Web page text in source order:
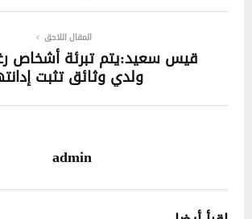
المقال اللاحق
قيس سعيد:يتم تبرئة أشخاص
ولدي وثائق تثبت
admin